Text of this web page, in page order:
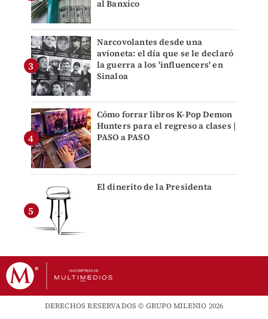
al Banxico
Narcovolantes desde una
avioneta: el día que se le declaró
la guerra a los 'influencers' en
Sinaloa
Cómo forrar libros K-Pop Demon
Hunters para el regreso a clases |
PASO a PASO
El dinerito de la Presidenta
DERECHOS RESERVADOS © GRUPO MILENIO 2026